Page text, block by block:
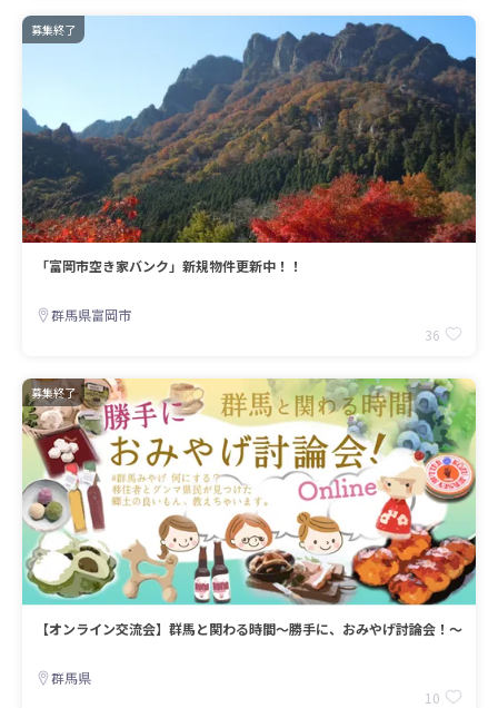
募集終了
「富岡市空き家バンク」新規物件更新中！！
群馬県富岡市
36
募集終了
【オンライン交流会】群馬と関わる時間～勝手に、おみやげ討論会！～
群馬県
10